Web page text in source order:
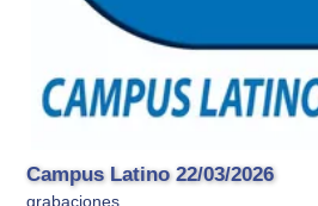
Campus Latino 22/03/2026
grabaciones